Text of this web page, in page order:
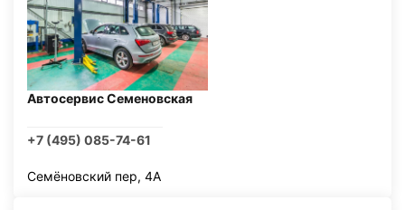
Автосервис Семеновская
+7 (495) 085-74-61
Семёновский пер, 4А